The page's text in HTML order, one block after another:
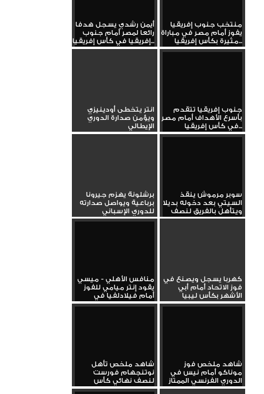
منتخب جنوب إفريقيا
يفوز أمام مصر في مباراة
مثيرة بكأس إفريقيا...
أيمن رشدي يسجل هدفا
رائعا لمصر أمام جنوب
إفريقيا في كأس إفريقيا...
جنوب إفريقيا تتقدم
بأسرع الأهداف أمام مصر
في كأس إفريقيا...
انتر يتخطى أودينيزي
ويؤمن صدارة الدوري
الإيطالي
سوبر مرموش ينقذ
السيتي بعد دخوله بديلا
ويتأهل بالفريق لنصف
نهائي...
برشلونة يهزم جيرونا
برباعية ويواصل صدارته
للدوري الإسباني
كهربا يسجل ويصنع في
فوز الاتحاد أمام أبي
الأشهر بكأس ليبيا
منافس الأهلي - ميسي
يقود إنتر ميامي للفوز
أمام فيلادلفيا في
الدوري...
شاهد ملخص فوز
موناكو أمام نيس في
الدوري الفرنسي الممتاز
شاهد ملخص تأهل
نوتنجهام فورست
لنصف نهائي كأس
الاتحاد الإنجليزي...